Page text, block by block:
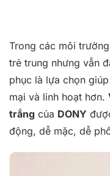
Trong các môi
trẻ trung nhưng vẫn
phục là lựa chọn
mại và linh hoạt hơn.
trắng của DONY
động, dễ mặc, dễ